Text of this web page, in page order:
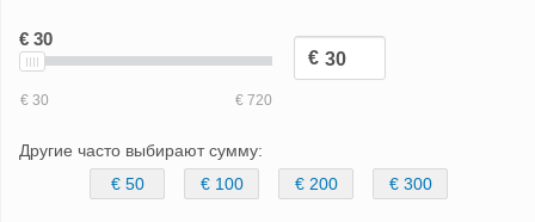
Другие часто выбирают сумму:
€ 50
€ 100 € 200 € 300